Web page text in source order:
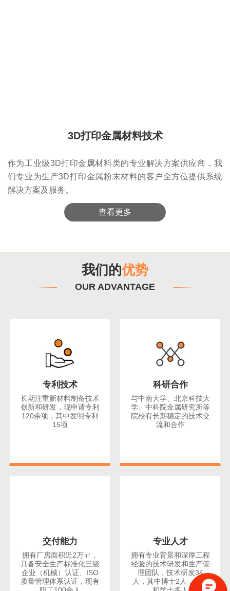
3D打印金属材料技术
作为工业级3D打印金属材料类的专业解决方案供应商，我
们专业为生产3D打印金属粉末材料的客户全方位提供系统
解决方案及服务。
查看更多
我们的优势
OUR ADVANTAGE
专利技术
长期注重新材料制备技术
创新和研发，现申请专利
120余项，其中发明专利
15项
科研合作
与中南大学、北京科技大
学、中科院金属研究所等
院校有长期稳定的技术交
流和合作
交付能力
拥有厂房面积近2万㎡，
具备安全生产标准化三级
企业（机械）认证、ISO
质量管理体系认证，现有
专业人才
拥有专业背景和深厚工程
经验的技术研发和生产管
理团队，技术研发34
人，其中博士2人，硕士